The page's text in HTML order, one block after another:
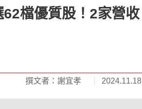
檔優質股！2家營收
撰文者：謝宜孝 2024.11.18